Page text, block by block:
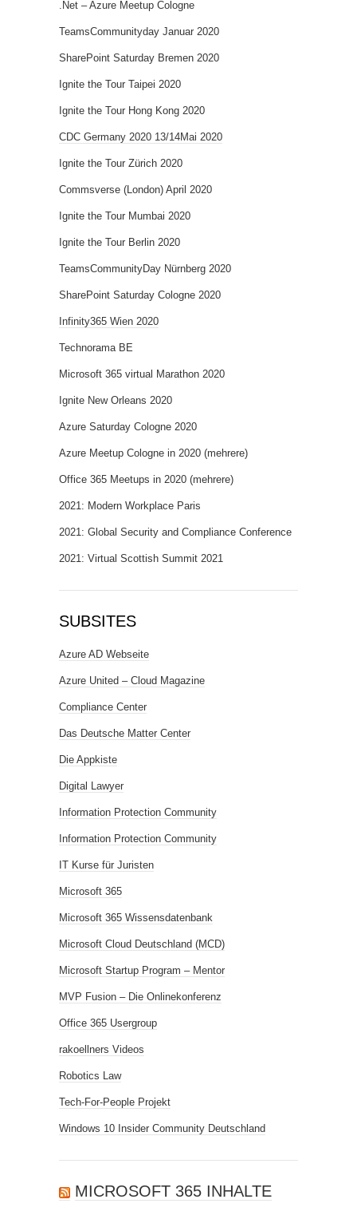
.Net – Azure Meetup Cologne
TeamsCommunityday Januar 2020
SharePoint Saturday Bremen 2020
Ignite the Tour Taipei 2020
Ignite the Tour Hong Kong 2020
CDC Germany 2020 13/14Mai 2020
Ignite the Tour Zürich 2020
Commsverse (London) April 2020
Ignite the Tour Mumbai 2020
Ignite the Tour Berlin 2020
TeamsCommunityDay Nürnberg 2020
SharePoint Saturday Cologne 2020
Infinity365 Wien 2020
Technorama BE
Microsoft 365 virtual Marathon 2020
Ignite New Orleans 2020
Azure Saturday Cologne 2020
Azure Meetup Cologne in 2020 (mehrere)
Office 365 Meetups in 2020 (mehrere)
2021: Modern Workplace Paris
2021: Global Security and Compliance Conference
2021: Virtual Scottish Summit 2021
SUBSITES
Azure AD Webseite
Azure United – Cloud Magazine
Compliance Center
Das Deutsche Matter Center
Die Appkiste
Digital Lawyer
Information Protection Community
Information Protection Community
IT Kurse für Juristen
Microsoft 365
Microsoft 365 Wissensdatenbank
Microsoft Cloud Deutschland (MCD)
Microsoft Startup Program – Mentor
MVP Fusion – Die Onlinekonferenz
Office 365 Usergroup
rakoellners Videos
Robotics Law
Tech-For-People Projekt
Windows 10 Insider Community Deutschland
MICROSOFT 365 INHALTE